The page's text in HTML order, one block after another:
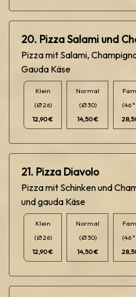
20. Pizza Salami und
Pizza mit Salami,
Gauda Käse
Klein
(Ø 26)
12,90 €
Normal
(Ø 30)
14,50 €
(46 *
21. Pizza Diavolo
Pizza mit Schinken und
und gauda Käse
Klein
(Ø 26)
12,90 €
Normal
(Ø 30)
14,50 €
(46 *